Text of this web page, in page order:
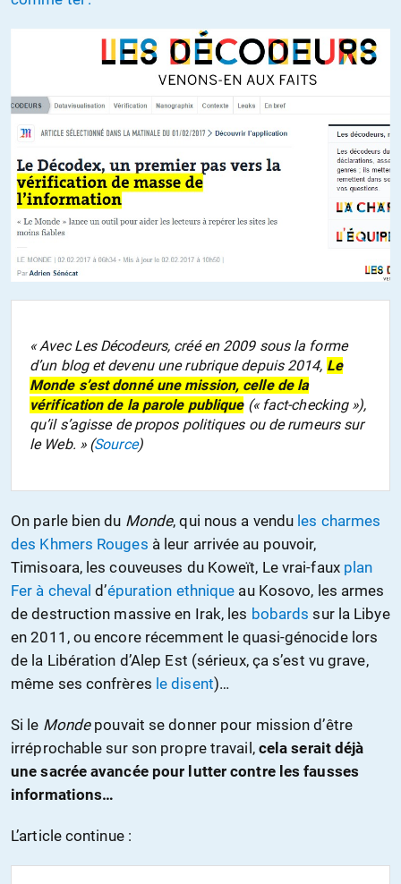
« Avec Les Décodeurs, créé en 2009 sous la forme
d’un blog et devenu une rubrique depuis 2014, Le
Mondes’est donné une mission, celle de la
vérification de la parole publique(« fact-checking »),
qu’il s’agisse de propos politiques ou de rumeurs sur
le Web. » (Source)
On parle bien du Monde, qui nous a vendu les charmes
des Khmers Rouges à leur arrivée au pouvoir,
Timisoara, les couveuses du Koweït, Le vrai-faux plan
Fer à cheval d’épuration ethnique au Kosovo, les armes
de destruction massive en Irak, les bobardssur la Libye
en 2011, ou encore récemment le quasi-génocide lors
de la Libération d’Alep Est (sérieux, ça s’est vu grave,
même ses confrères le disent)…
Si le Mondepouvait se donner pour mission d’être
irréprochable sur son propre travail, cela serait déjà
une sacrée avancée pour lutter contre les fausses
informations…
L’article continue :